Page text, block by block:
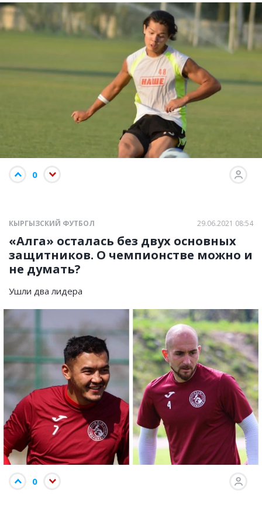
0
КЫРГЫЗСКИЙ ФУТБОЛ 29.06.2021 08:54
«Алга» осталась без двух основных
защитников. О чемпионстве можно и
не думать?
Ушли два лидера
0